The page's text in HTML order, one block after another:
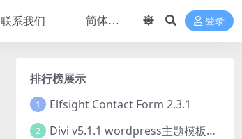
联系我们 登录
排行榜展示
1 Elfsight Contact Form 2.3.1
2 Divi v5.1.1 wordpress主题模板打包下载（Theme + Builder+ Extra Theme + Templates + Layouts + PSD）